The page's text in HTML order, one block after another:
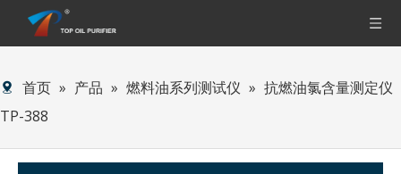
首页 » 产品 » 燃料油系列测试仪 » 抗燃油氯含量测定仪
TP-388